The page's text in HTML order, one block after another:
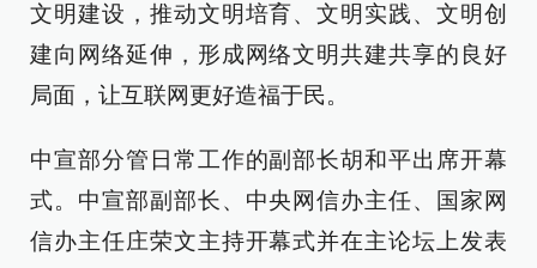
文明建设，推动文明培育、文明实践、文明创
建向网络延伸，形成网络文明共建共享的良好
局面，让互联网更好造福于民。
中宣部分管日常工作的副部长胡和平出席开幕
式。中宣部副部长、中央网信办主任、国家网
信办主任庄荣文主持开幕式并在主论坛上发表